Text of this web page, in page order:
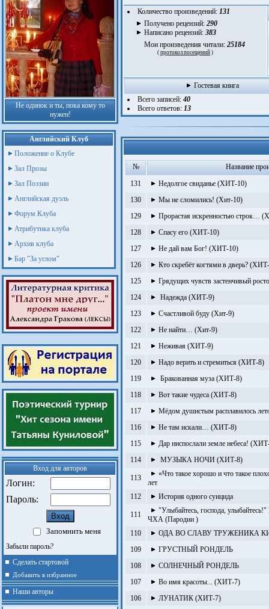
Не одинок и ты, пока кому то
нужен!
Английский Клуб
Положение о Клубе
Зал Прозы
Зал Поэзии
Английская дуэль
Форум Клуба
Атрибутика клуба
Архив клуба
Бар "За углом"
Вход для авторов
Логин:
Пароль:
Запомнить меня
Забыли пароль?
Сделать стартовой
Добавить в избранное
Наши авторы
Количество произведений: 131
Получено рецензий: 290
Написано рецензий: 383
Мои произведения читали: 25184
( протокол посещений )
Гостевая книга
Всего записей: 40
Всего ответов: 13
№
Название
131
Недолгое свиданье (ХИТ-10)
130
Мы не сломились! (Хит-10)
129
Прорастая искренностью строк…
128
Спасу его (ХИТ-10)
127
Не дай вам Бог! (ХИТ-10)
126
Кто скребёт когтями в дверь?
125
Грядущих чувств застенчивый
124
Надежда (ХИТ-9)
123
Счастливой буду (Хит-9)
122
Не найти… (Хит-9)
121
Неживая (ХИТ-9)
120
Надо верить и стремиться (ХИТ-8)
119
Бракованная муза (ХИТ-8)
118
Вот такие чудеса (ХИТ-8)
117
Мёдом душистым расплавилось
116
Не там искали… (ХИТ-8)
115
Дар ниспослали земле небеса!
114
МУЗЫКА НОЧИ (ХИТ-8)
113
«Что такое хорошо и что такое
лет
112
История одного суицида
111
"Улыбайтесь, господа,
ЧХА (Пародии )
110
ОДА ВО СЛАВУ ТРУЖЕНИКА
109
ГРУСТНЫЙ РОНДЕЛЬ
108
СОЛНЕЧНЫЙ РОНДЕЛЬ
107
Во имя красоты... (ХИТ-7)
106
ЛУНАТИК (ХИТ-7)